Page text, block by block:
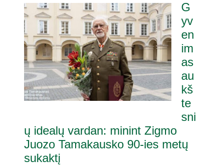
referendumu
pat. referendumui dėl
G
yv
en
im
as
au
kš
te
sni
ų idealų vardan: minint Zigmo
Juozo Tamakausko 90-ies metų
sukaktį